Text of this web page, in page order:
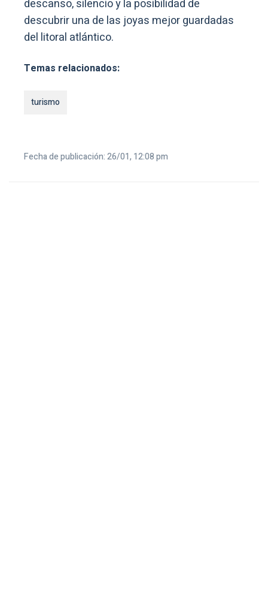
descanso, silencio y la posibilidad de
descubrir una de las joyas mejor guardadas
del litoral atlántico.
Temas relacionados:
turismo
Fecha de publicación: 26/01, 12:08 pm